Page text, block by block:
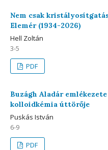
Nem csak
Elemér (1934-2026)
Hell Zoltán
3-5
PDF
Buzágh Aladár
kolloidkémia úttörője
Puskás István
6-9
PDF